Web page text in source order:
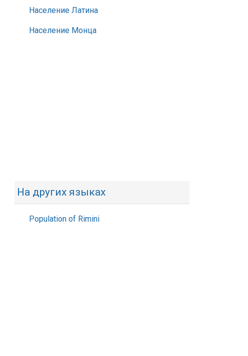
Население Латина
Население Монца
На других языках
Population of Rimini